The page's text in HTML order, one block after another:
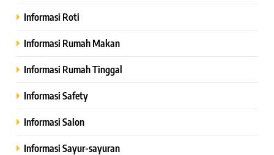
Informasi Roti
Informasi Rumah Makan
Informasi Rumah Tinggal
Informasi Safety
Informasi Salon
Informasi Sayur-sayuran